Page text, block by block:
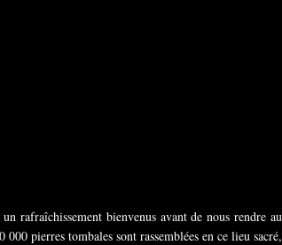
rafraîchissement bienvenus avant de nous rendre au
pierres tombales sont rassemblées en ce lieu sacré,